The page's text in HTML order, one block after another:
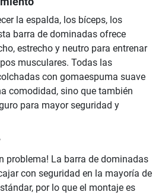
la espalda, los bíceps, los
barra de dominadas ofrece
estrecho y neutro para entrenar
musculares. Todas las
con gomaespuma suave
comodidad, sino que también
para mayor seguridad y
problema! La barra de dominadas
con seguridad en la mayoría de
por lo que el montaje es